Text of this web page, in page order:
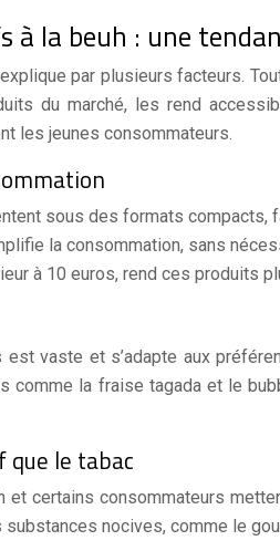
à la beuh : une
par plusieurs facteurs.
du marché, les rend
les jeunes consommateurs.
sous des formats compacts,
la consommation, sans
à 10 euros, rend ces produits
vaste et s’adapte aux
comme la fraise tagada et le
que le tabac
certains consommateurs
nocives, comme le